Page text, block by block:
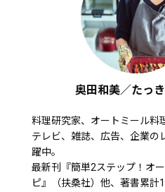
奥田和美／たっ
料理研究家、オートミール料
テレビ、雑誌、広告、企業の
躍中。
最新刊『簡単2ステップ！オ
ピ』（扶桑社）他、著書累計